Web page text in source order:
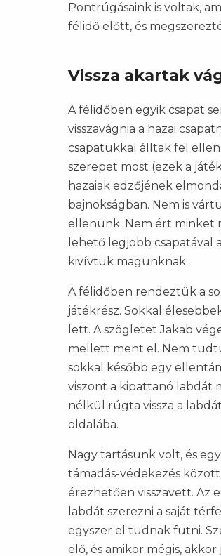
Pontrúgásaink is voltak,
félidő előtt, és
Vissza akartak
A félidőben egyik csapat
visszavágnia a hazai
csapatukkal álltak fel
szerepet most (ezek a
hazaiak edzőjének
bajnokságban. Nem is
ellenünk. Nem ért minket
lehető legjobb csapatával
kivívtuk magunknak.
A félidőben rendeztük a
játékrész. Sokkal
lett. A szögletet Jakab
mellett ment el. Nem
sokkal később egy
viszont a kipattanó labdát
nélkül rúgta vissza a
oldalába.
Nagy tartásunk volt, és
támadás-védekezés
érezhetően visszavett. Az
labdát szerezni a saját
egyszer el tudnak futni.
elő, és amikor mégis,